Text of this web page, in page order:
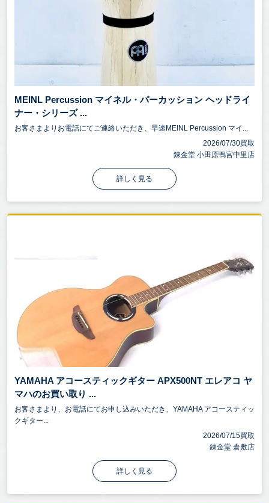
MEINL Percussion マイネル・パーカッション ヘッドライ
ナー・シリーズ ...
お客さまよりお電話にてご連絡いただき、早速MEINL Percussion マイ...
2026/07/30買取
錬金堂 小田原鴨宮中里店
詳しく見る
YAMAHA アコースティックギター APX500NT エレアコ ヤ
マハのお買い取り ...
お客さまより、お電話にてお申し込みいただき、YAMAHA アコースティッ
クギター...
2026/07/15買取
錬金堂 倉敷店
詳しく見る